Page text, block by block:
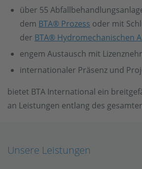
über 55
dem BTA® Prozess oder mit
der BTA® Hydromechanischen
engem Austausch mit
internationaler Präsenz und
bietet BTA International ein
an Leistungen entlang des
Unsere Leistungen